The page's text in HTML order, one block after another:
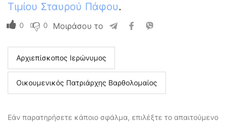
Τιμίου Σταυρού Πάφου.
0 0 Μοιράσου το
Αρχιεπίσκοπος Ιερώνυμος
Οικουμενικός Πατριάρχης Βαρθολομαίος
Εάν παρατηρήσετε κάποιο σφάλμα, επιλέξτε το απαιτούμενο